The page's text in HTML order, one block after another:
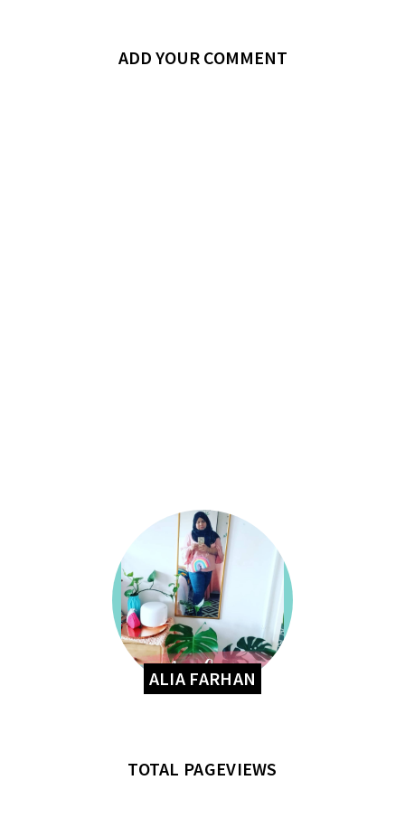
ADD YOUR COMMENT
ALIA FARHAN
TOTAL PAGEVIEWS